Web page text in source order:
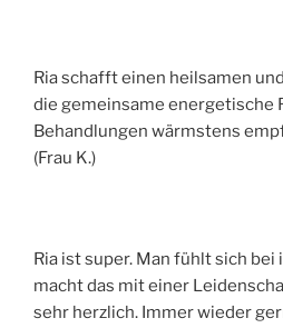
Ria schafft einen heilsamen
die gemeinsame energetische
Behandlungen wärmstens
(Frau K.)
Ria ist super. Man fühlt sich bei
macht das mit einer
sehr herzlich. Immer wieder